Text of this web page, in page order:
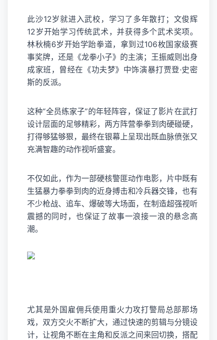
此沙12岁就进入武校，学习了多年散打；文俊辉
12岁开始学习传统武术，并获得多个武术奖项。
林秋楠6岁开始学跆拳道，拿到过106枚国家级赛
事奖牌，还是《龙拳小子》的主演；王振威则出身
成家班，曾经在《功夫梦》中饰演暴打贾登·史密
斯的反派。
这种“全员练家子”的年轻阵容，保证了影片在武打
设计层面的足够精彩，两方阵营拳拳到肉硬碰硬，
打得够猛够狠，最终在银幕上呈现出既血脉偾张又
充满智趣的动作视听盛宴。
不仅如此，作为一部硬核警匪动作电影，片中既有
生猛暴力拳拳到肉的近身搏击和冷兵器交锋，也有
不少枪战、追车、爆破等大场面，在制造超强视听
震撼的同时，也保证了故事一浪接一浪的悬念高
潮。
尤其是外国雇佣兵使用重火力攻打警局总部那场
戏，双方交火不断扩大，通过快速的剪辑与分镜设
计，让视角不断在主角和反派之间来回切换，搭配